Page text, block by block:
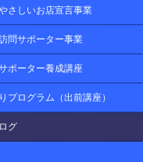
さしいお店宣言事業
問サポーター事業
ポーター養成講座
プログラム（出前講座）
グ